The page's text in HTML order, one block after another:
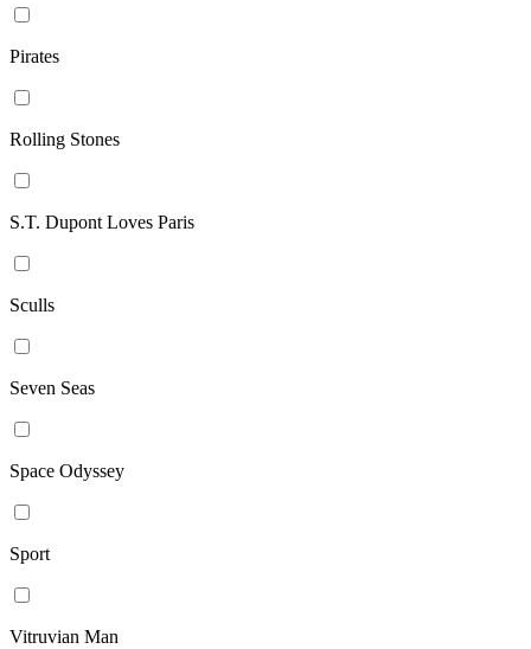
Pirates
Rolling Stones
S.T. Dupont Loves Paris
Sculls
Seven Seas
Space Odyssey
Sport
Vitruvian Man